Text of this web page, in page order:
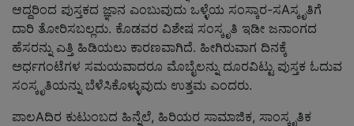
ಆದ್ದರಿಂದ ಪುಸ್ತಕದ ಜ್ಞಾನ ಎಂಬುವುದು ಒಳ್ಳೆಯ ಸಂಸ್ಕಾರ-ಸAಸ್ಕೃತಿಗೆ
ದಾರಿ ತೋರಿಸಬಲ್ಲದು. ಕೊಡವರ ವಿಶೇಷ ಸಂಸ್ಕೃತಿ ಇಡೀ ಜನಾಂಗದ
ಹೆಸರನ್ನು ಎತ್ತಿ ಹಿಡಿಯಲು ಕಾರಣವಾಗಿದೆ. ಹೀಗಿರುವಾಗ ದಿನಕ್ಕೆ
ಅರ್ಧಗಂಟೆಗಳ ಸಮಯವಾದರೂ ಮೊಬೈಲನ್ನು ದೂರವಿಟ್ಟು ಪುಸ್ತಕ ಓದುವ
ಸಂಸ್ಕೃತಿಯನ್ನು ಬೆಳೆಸಿಕೊಳ್ಳುವುದು ಉತ್ತಮ ಎಂದರು.
ಪಾಲAದಿರ ಕುಟುಂಬದ ಹಿನ್ನೆಲೆ, ಹಿರಿಯರ ಸಾಮಾಜಿಕ, ಸಾಂಸ್ಕೃತಿಕ